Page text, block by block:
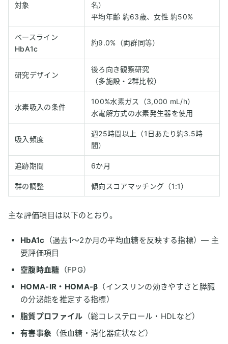
対象
名）
平均年齢 約63歳、女性 約50%
ベースライン
HbA1c
約9.0%（両群同等）
研究デザイン
後ろ向き観察研究
（多施設・2群比較）
水素吸入の条件
100%水素ガス（3,000 mL/h）
水電解方式の水素発生器を使用
吸入頻度
週25時間以上（1日あたり約3.5時
間）
追跡期間 6か月
群の調整 傾向スコアマッチング（1:1）
主な評価項目は以下のとおり。
HbA1c （過去1〜2か月の平均血糖を反映する指標）— 主
要評価項目
空腹時血糖 （FPG）
HOMA-IR・HOMA-β （インスリンの効きやすさと膵臓
の分泌能を推定する指標）
脂質プロファイル （総コレステロール・HDLなど）
有害事象 （低血糖・消化器症状など）